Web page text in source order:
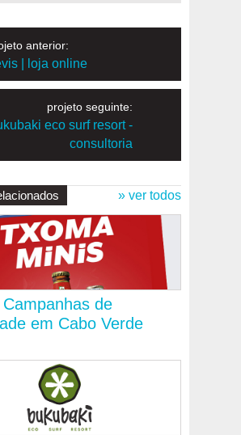
anterior:
| loja online
projeto seguinte:
eco surf resort -
consultoria
» ver todos
de
em Cabo Verde